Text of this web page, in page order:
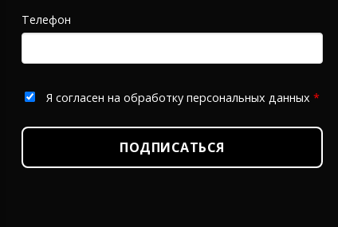
Телефон
Я согласен на обработку персональных данных *
ПОДПИСАТЬСЯ